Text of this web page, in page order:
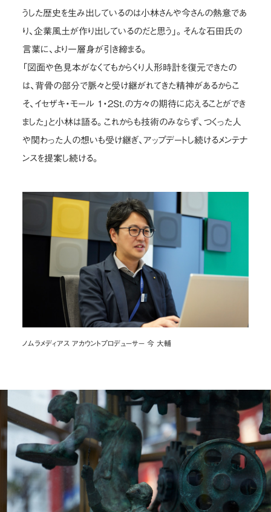
うした歴史を生み出しているのは小林さんや今さんの熱意であ
り、企業風土が作り出しているのだと思う」。そんな石田氏の
言葉に、より一層身が引き締まる。
「図面や色見本がなくてもからくり人形時計を復元できたの
は、背骨の部分で脈々と受け継がれてきた精神があるからこ
そ、イセザキ・モール 1・2St.の方々の期待に応えることができ
ました」と小林は語る。これからも技術のみならず、つくった人
や関わった人の想いも受け継ぎ、アップデートし続けるメンテナ
ンスを提案し続ける。
ノムラメディアス アカウントプロデューサー 今 大輔